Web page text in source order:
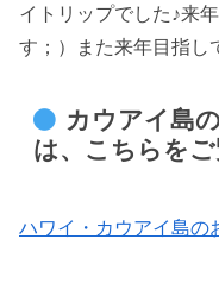
イトリップでした♪来
す；）また来年目指し
カウアイ島
は、こちらをご
ハワイ・カウアイ島の